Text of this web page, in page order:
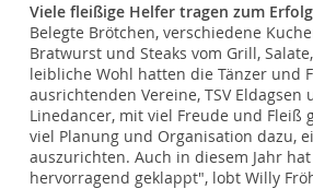
Viele fleißige Helfer tragen zum
Belegte Brötchen, verschiedene
Bratwurst und Steaks vom Grill,
leibliche Wohl hatten die Tänzer und
ausrichtenden Vereine, TSV Eldagsen
Linedancer, mit viel Freude und Fleiß
viel Planung und Organisation dazu,
auszurichten. Auch in diesem Jahr
hervorragend geklappt", lobt Willy